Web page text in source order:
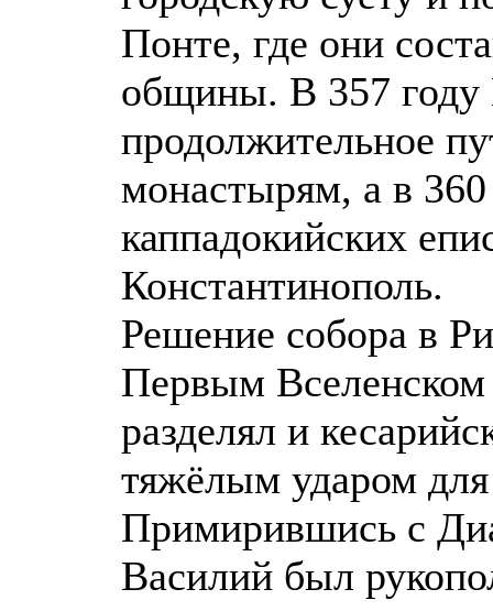
Понте, где они
общины. В 357 году
продолжительное
монастырям, а в
каппадокийских
Константинополь.
Решение собора в
Первым Вселенском
разделял и
тяжёлым ударом
Примирившись с
Василий был